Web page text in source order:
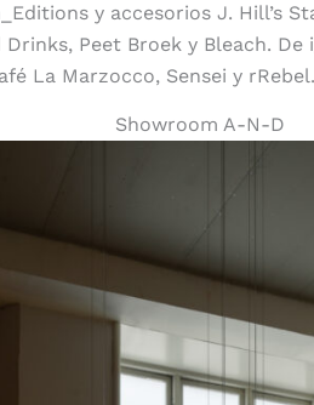
y accesorios J. Hill’s
Drinks, Peet Broek y Bleach.
La Marzocco, Sensei y rRebel.
Showroom A-N-D